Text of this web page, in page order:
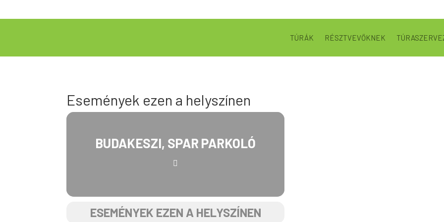
TÚRÁK RÉSZTVEVŐKNEK
Események ezen a helyszínen
BUDAKESZI, SPAR PARKOLÓ
ESEMÉNYEK EZEN A HELYSZÍNEN